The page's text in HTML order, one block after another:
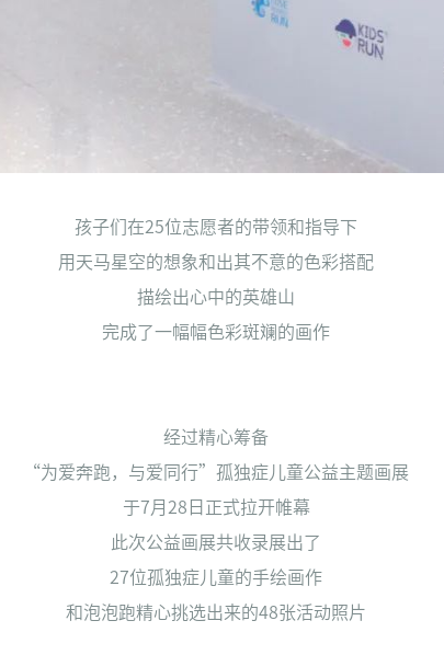
孩子们在25位志愿者的带领和指导下
用天马星空的想象和出其不意的色彩搭配
描绘出心中的英雄山
完成了一幅幅色彩斑斓的画作
经过精心筹备
“为爱奔跑，与爱同行”孤独症儿童公益主题画展
于7月28日正式拉开帷幕
此次公益画展共收录展出了
27位孤独症儿童的手绘画作
和泡泡跑精心挑选出来的48张活动照片